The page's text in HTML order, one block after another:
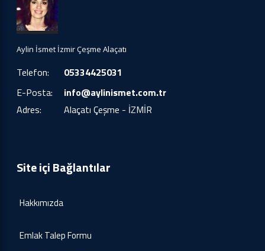
Aylin İsmet İzmir Çeşme Alaçatı
Telefon:
05334425031
E-Posta:
info@aylinismet.com.tr
Adres:
Alaçatı Çeşme - İZMİR
Site içi Bağlantılar
Hakkımızda
Emlak Talep Formu